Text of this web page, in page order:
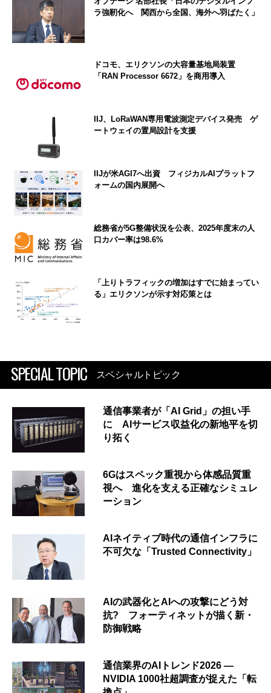
ラ強靭化へ 関西から全国、海外へ羽ばたく」
ドコモ、エリクソンの大容量基地局装置
「RAN Processor 6672」を商用導入
IIJ、LoRaWAN専用電波測定デバイス発売 ゲ
ートウェイの置局設計を支援
IIJが米AGI7へ出資 フィジカルAIプラットフ
ォームの国内展開へ
総務省が5G整備状況を公表、2025年度末の人
口カバー率は98.6%
「上りトラフィックの増加はすでに始まってい
る」エリクソンが示す対応策とは
SPECIAL TOPIC スペシャルトピック
通信事業者が「AI Grid」の担い手
に AIサービス収益化の新地平を切
り拓く
6Gはスペック重視から体感品質重
視へ 進化を支える正確なシミュレ
ーション
AIネイティブ時代の通信インフラに
不可欠な「Trusted Connectivity」
AIの武器化とAIへの攻撃にどう対
抗? フォーティネットが描く新・
防御戦略
通信業界のAIトレンド2026 ―
NVIDIA 1000社超調査が捉えた「転